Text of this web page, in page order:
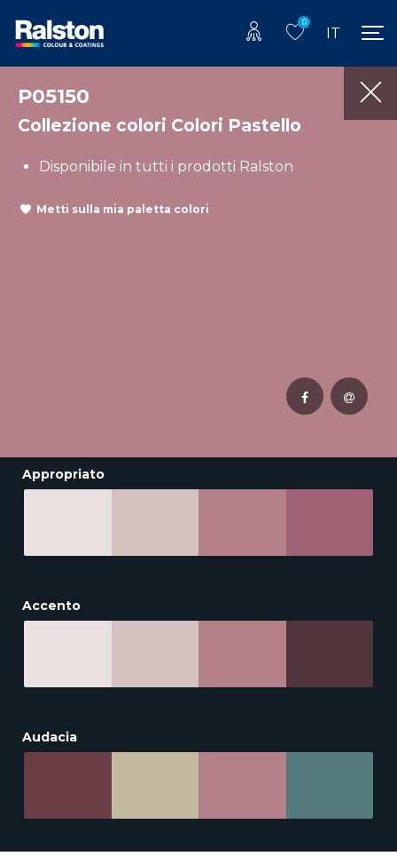
0
IT
P05150
Collezione colori Colori Pastello
Disponibile in tutti i prodotti Ralston
Metti sulla mia paletta colori
Appropriato
Accento
Audacia